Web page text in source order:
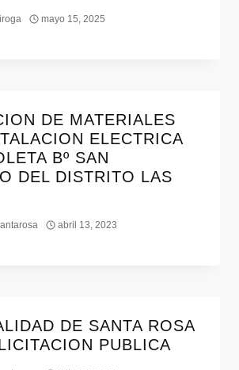
mayo 15, 2025
DE MATERIALES
ELECTRICA
Bº SAN
DEL DISTRITO LAS
abril 13, 2023
DE SANTA ROSA
PUBLICA